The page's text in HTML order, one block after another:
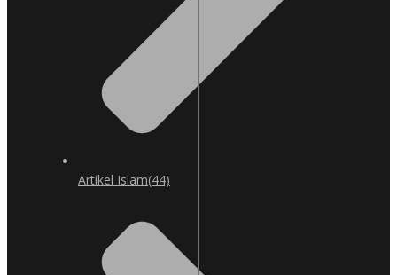
Artikel Islam(44)